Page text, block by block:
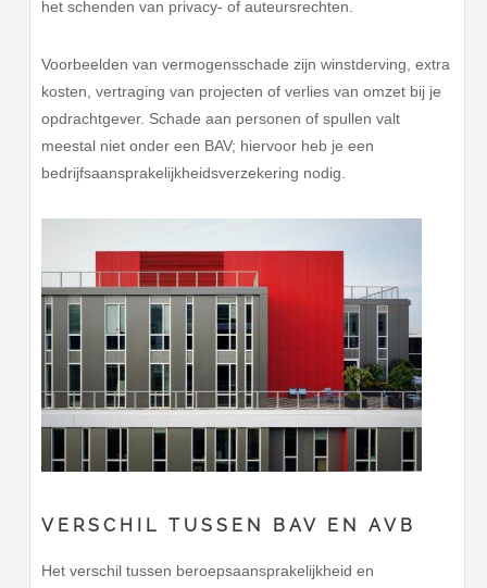
het schenden van privacy- of auteursrechten.
Voorbeelden van vermogensschade zijn winstderving, extra
kosten, vertraging van projecten of verlies van omzet bij je
opdrachtgever. Schade aan personen of spullen valt
meestal niet onder een BAV; hiervoor heb je een
bedrijfsaansprakelijkheidsverzekering nodig.
VERSCHIL TUSSEN BAV EN AVB
Het verschil tussen beroepsaansprakelijkheid en